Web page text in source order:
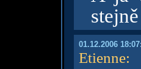
01.12.2006
Etienne: